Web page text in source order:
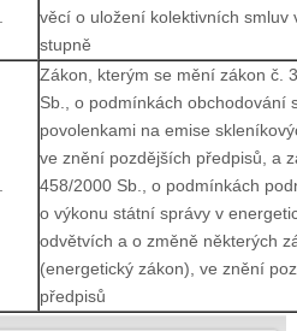
věcí o uložení kolektivních smluv
stupně
Zákon, kterým se mění zákon č.
Sb., o podmínkách obchodování
povolenkami na emise
ve znění pozdějších předpisů, a
458/2000 Sb., o podmínkách
o výkonu státní správy v
odvětvích a o změně některých
(energetický zákon), ve znění
předpisů